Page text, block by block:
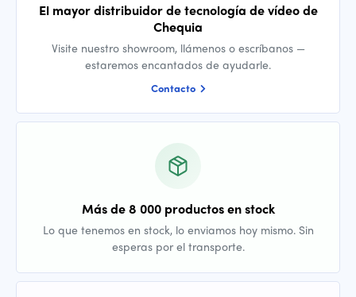
El mayor distribuidor de tecnología de vídeo de
Chequia
Visite nuestro showroom, llámenos o escríbanos —
estaremos encantados de ayudarle.
Contacto
Más de 8 000 productos en stock
Lo que tenemos en stock, lo enviamos hoy mismo. Sin
esperas por el transporte.